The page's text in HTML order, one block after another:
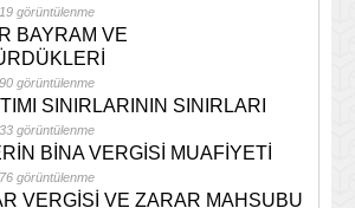
görüntülenme
BAYRAM VE
görüntülenme
SINIRLARININ SINIRLARI
görüntülenme
BİNA VERGİSİ MUAFİYETİ
görüntülenme
VERGİSİ VE ZARAR MAHSUBU